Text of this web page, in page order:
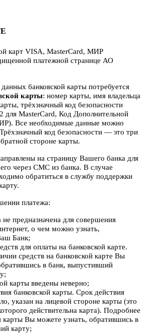
карт VISA, MasterCard, МИР
платежной странице АО
банковской карты потребуется
карты: номер карты, имя владельца
трёхзначный код безопасности
для MasterCard, Код Дополнительной
Все необходимые данные можно
код безопасности — это три
стороне карты.
на страницу Вашего банка для
через СМС из банка. В случае
обратиться в службу поддержки
платежа:
не предназначена для совершения
о чем можно узнать,
Банк;
для оплаты на банковской карте.
средств на банковской карте Вы
в банк, выпустивший
карты введены неверно;
банковской карты. Срок действия
указан на лицевой стороне карты (это
действительна карта). Подробнее
карты Вы можете узнать, обратившись в
карту;